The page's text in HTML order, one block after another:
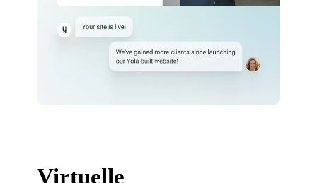
Virtuelle